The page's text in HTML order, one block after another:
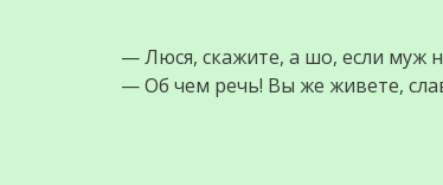
— Люся, скажите, а шо, если муж
— Об чем речь! Вы же живете,